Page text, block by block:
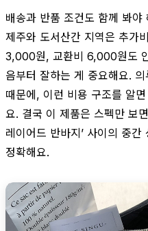
배송과 반품 조건도 함께 봐
제주와 도서산간 지역은 추가
3,000원, 교환비 6,000원도
음부터 잘하는 게 중요해요.
때문에, 이런 비용 구조를 알
요. 결국 이 제품은 스펙만 보
레이어드 반바지’ 사이의 중
정확해요.